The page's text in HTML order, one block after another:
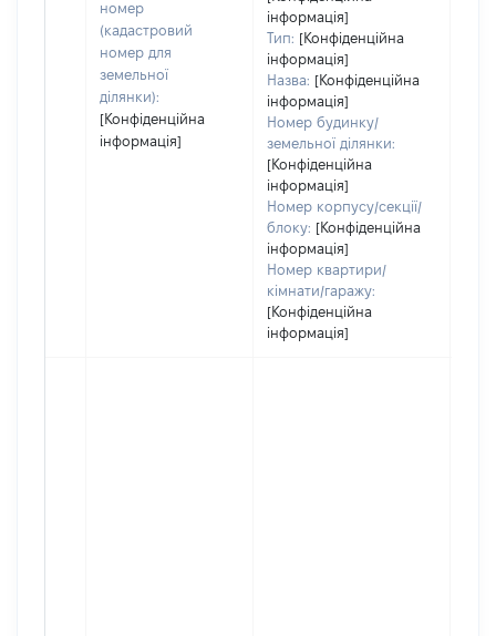
номер
(кадастровий
номер для
земельної
ділянки):
[Конфіденційна
інформація]
інформація]
Тип: [Конфіденційна
інформація]
Назва: [Конфіденційна
інформація]
Номер будинку/
земельної ділянки:
[Конфіденційна
інформація]
Номер корпусу/секції/
блоку: [Конфіденційна
інформація]
Номер квартири/
кімнати/гаражу:
[Конфіденційна
інформація]